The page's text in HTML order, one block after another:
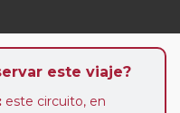
este viaje?
este circuito, en